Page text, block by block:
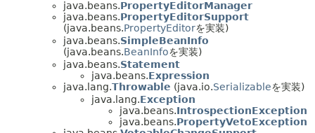
java.beans.PropertyEditorManager
java.beans.PropertyEditorSupport
(java.beans.PropertyEditorを実装)
java.beans.SimpleBeanInfo
(java.beans.BeanInfoを実装)
java.beans.Statement
java.beans.Expression
java.lang.Throwable (java.io.Serializableを実装)
java.lang.Exception
java.beans.IntrospectionException
java.beans.PropertyVetoException